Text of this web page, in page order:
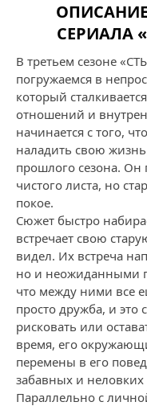
СЕРИАЛА
В третьем сезоне
погружаемся в
который
отношений и
начинается с того,
наладить свою
прошлого сезона. Он
чистого листа, но
покое.
Сюжет быстро
встречает свою
видел. Их встреча
но и неожиданными
что между ними все
просто дружба, и это
рисковать или
время, его
перемены в его
забавных и неловких
Параллельно с